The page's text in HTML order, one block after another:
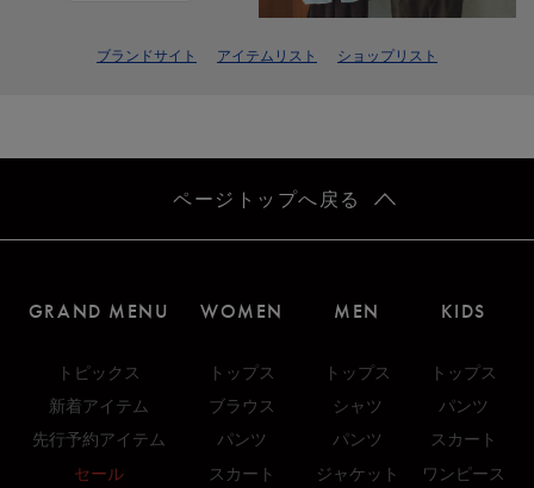
ブランドサイト アイテムリスト ショップリスト
ページトップへ戻る
GRAND MENU
トピックス
新着アイテム
先行予約アイテム
セール
WOMEN
トップス
ブラウス
パンツ
スカート
MEN
トップス
シャツ
パンツ
ジャケット
KIDS
トップス
パンツ
スカート
ワンピース